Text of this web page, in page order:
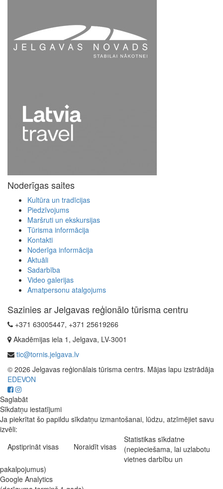
Noderīgas saites
Kultūra un tradīcijas
Piedzīvojums
Maršruti un ekskursijas
Tūrisma informācija
Kontakti
Noderīga informācija
Aktuāli
Sadarbība
Video galerijas
Amatpersonu atalgojums
Sazinies ar Jelgavas reģionālo tūrisma centru
+371 63005447, +371 25619266
Akadēmijas iela 1, Jelgava, LV-3001
tic@tornis.jelgava.lv
© 2026 Jelgavas reģionālais tūrisma centrs. Mājas lapu izstrādāja
EDEVON
Saglabāt
Sīkdatņu iestatījumi
Ja piekrītat šo papildu sīkdatņu izmantošanai, lūdzu, atzīmējiet savu
izvēli:
Apstiprināt visas
Noraidīt visas
Statistikas sīkdatne
(nepieciešama, lai uzlabotu
vietnes darbību un
pakalpojumus)
Google Analytics